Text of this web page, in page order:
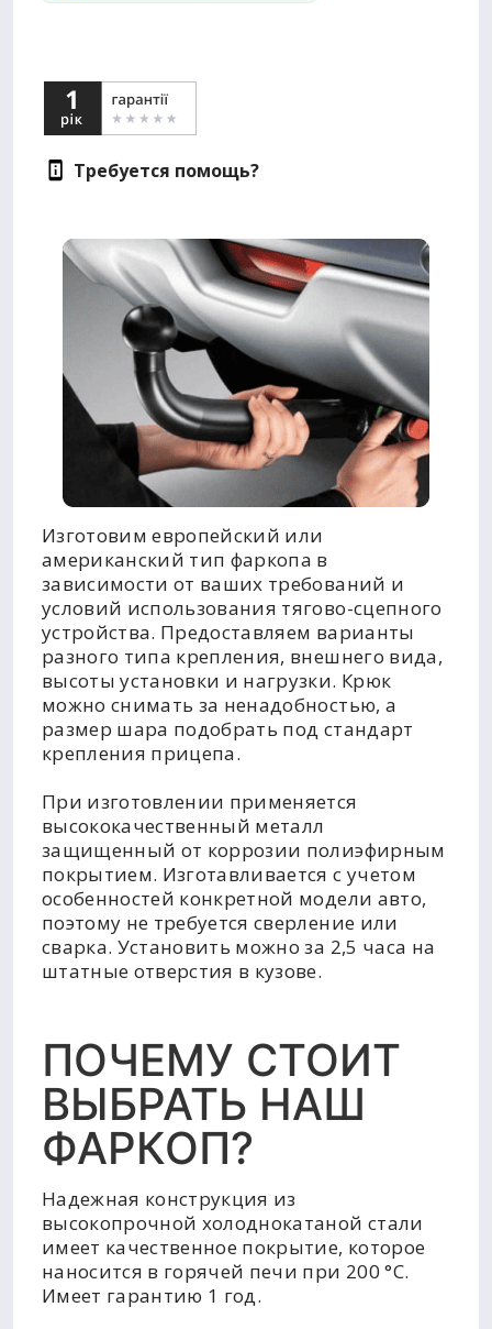
Требуется помощь?
Изготовим европейский или
американский тип фаркопа в
зависимости от ваших требований и
условий использования тягово-сцепного
устройства. Предоставляем варианты
разного типа крепления, внешнего вида,
высоты установки и нагрузки. Крюк
можно снимать за ненадобностью, а
размер шара подобрать под стандарт
крепления прицепа.
При изготовлении применяется
высококачественный металл
защищенный от коррозии полиэфирным
покрытием. Изготавливается с учетом
особенностей конкретной модели авто,
поэтому не требуется сверление или
сварка. Установить можно за 2,5 часа на
штатные отверстия в кузове.
ПОЧЕМУ СТОИТ
ВЫБРАТЬ НАШ
ФАРКОП?
Надежная конструкция из
высокопрочной холоднокатаной стали
имеет качественное покрытие, которое
наносится в горячей печи при 200 °C.
Имеет гарантию 1 год.